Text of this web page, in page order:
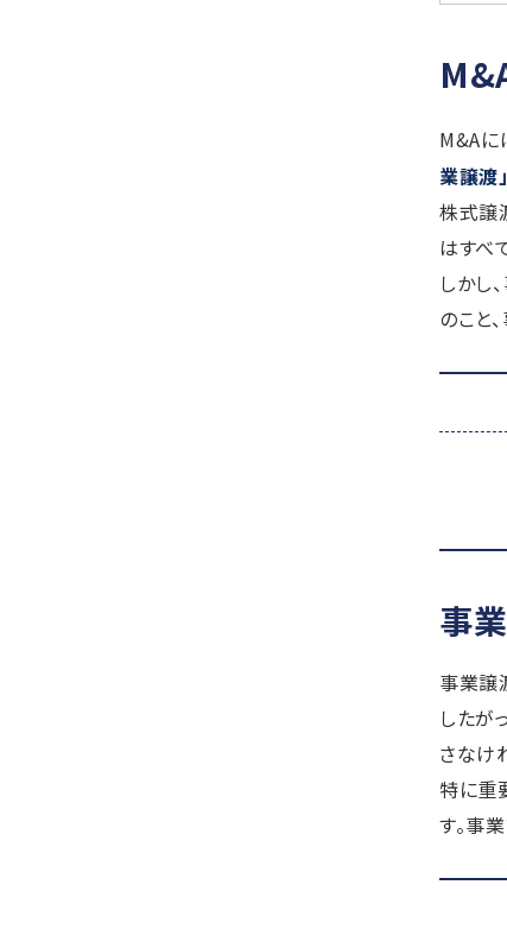
M&Aに
業譲渡
株式譲
はすべ
しかし
のこと
事
事業譲
したが
さなけ
特に重
す。事